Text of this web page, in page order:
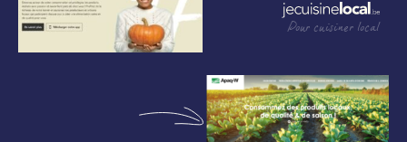
Pour cuisiner local